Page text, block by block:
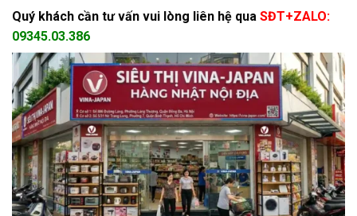
Quý khách cần tư vấn vui lòng liên hệ qua SĐT+ZALO:
09345.03.386